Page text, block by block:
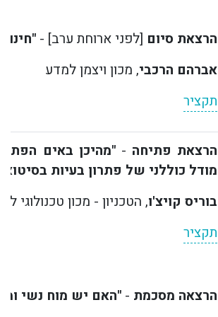
הרצאת סיום [לפני ארוחת ערב] -
אברהם הרכבי, מכון ויצמן למדע
תקציר
הרצאת פתיחה -"מהיכן באים
מודל כוללני של פתרון בעיות
בוריס קויצ'ו, הטכניון - מכון טכנולוגי
תקציר
הרצאה מסכמת - "האם יש מוח נשי